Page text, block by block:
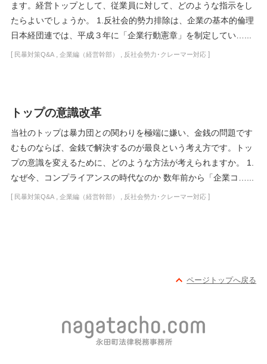
ます。経営トップとして、従業員に対して、どのような指示をし
たらよいでしょうか。 1.反社会的勢力排除は、企業の基本的倫理
日本経団連では、平成３年に「企業行動憲章」を制定してい…...
[ 民暴対策Q&A, 企業編（経営幹部） , 反社会勢力･クレーマー対応]
トップの意識改革
当社のトップは暴力団との関わりを極端に嫌い、金銭の問題です
むものならば、金銭で解決するのが最良という考え方です。トッ
プの意識を変えるために、どのような方法が考えられますか。 1.
なぜ今、コンプライアンスの時代なのか 数年前から「企業コ…...
[ 民暴対策Q&A, 企業編（経営幹部） , 反社会勢力･クレーマー対応]
ページトップへ戻る